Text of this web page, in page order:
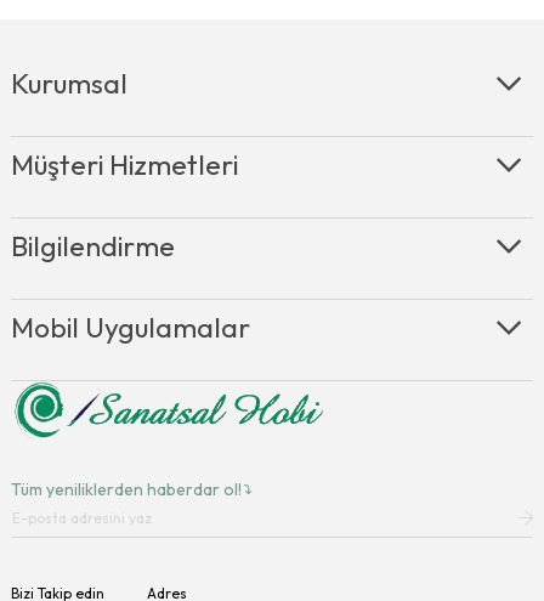
Kurumsal
Müşteri Hizmetleri
Bilgilendirme
Mobil Uygulamalar
Tüm yeniliklerden haberdar ol!
Bizi Takip edin Adres